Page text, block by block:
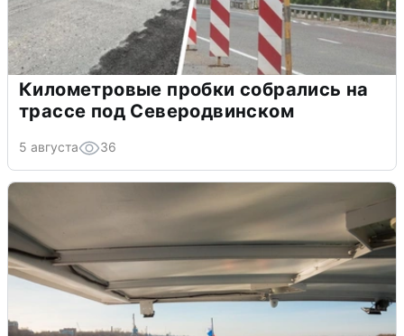
Километровые пробки собрались на
трассе под Северодвинском
5 августа 36